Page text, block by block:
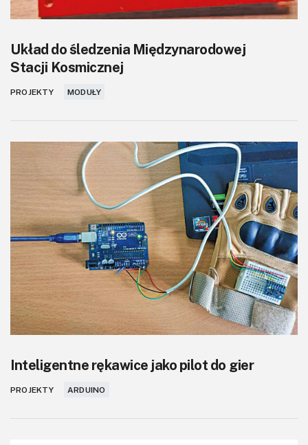
Do pobrania
Układ do śledzenia Międzynarodowej
Stacji Kosmicznej
PROJEKTY MODUŁY
Inteligentne rękawice jako pilot do gier
PROJEKTY ARDUINO